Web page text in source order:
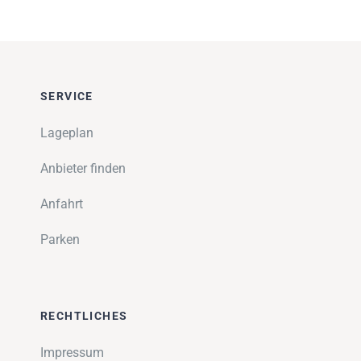
SERVICE
Lageplan
Anbieter finden
Anfahrt
Parken
RECHTLICHES
Impressum